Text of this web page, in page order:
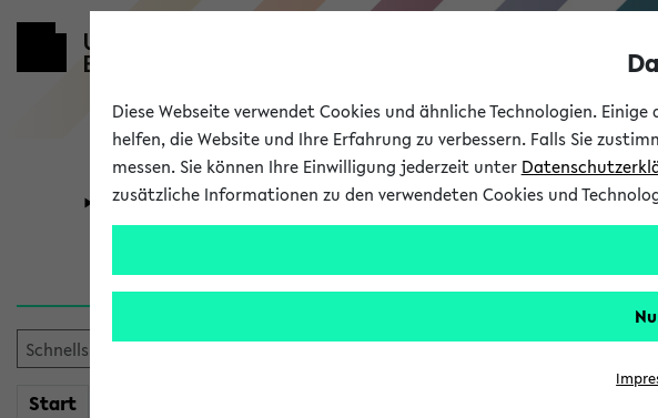
Universität Forschung Studium
Start
Sie möchten auf eine eKVV Funktion
Diese Webseite verwendet Cookies und ähnliche Technologien.
helfen, die Website und Ihre Erfahrung zu verbessern. Falls Sie
messen. Sie können Ihre Einwilligung jederzeit unter
zusätzliche Informationen zu den verwendeten Cookies und